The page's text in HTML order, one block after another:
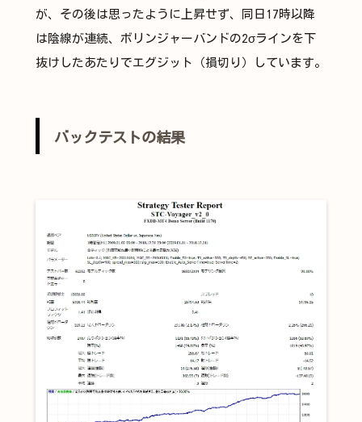
が、その後は思ったように上昇せず、同日17時以降
は陰線が連続、ボリンジャーバンドの2σラインを下
抜けしたあたりでエグジット（損切り）しています。
バックテストの結果